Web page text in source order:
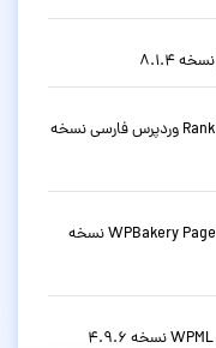
دانلود افزونه سئو حرفه ای رنک مث Rank Math Pro وردپرس فارسی نسخه
افزونه صفحه ساز و ویرایشگر دیداری WPBakery Page Builder نسخه